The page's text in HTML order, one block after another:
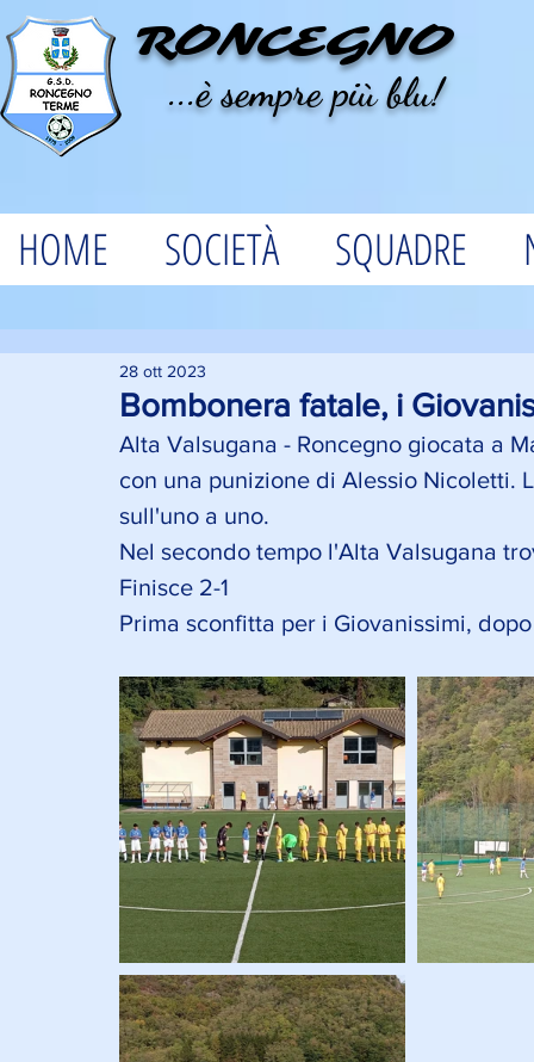
RONCEGNO
...è sempre più blu!
HOME SOCIETÀ SQUADRE
Bombonera fatale, i
28 ott 2023
Alta Valsugana - Roncegno giocata a
con una punizione di Alessio Nicoletti.
sull'uno a uno.
Nel secondo tempo l'Alta Valsugana
Finisce 2-1
Prima sconfitta per i Giovanissimi,